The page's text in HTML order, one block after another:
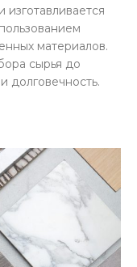
материалов.
сырья до
долговечность.